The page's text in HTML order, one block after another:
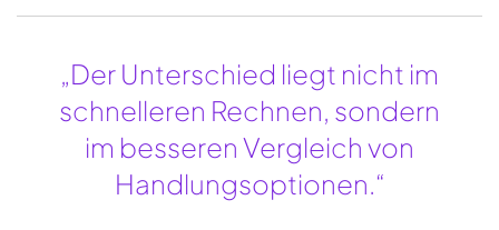
„Der Unterschied liegt nicht im
schnelleren Rechnen, sondern
im besseren Vergleich von
Handlungsoptionen.“